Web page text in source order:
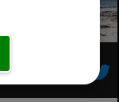
Siga-nos